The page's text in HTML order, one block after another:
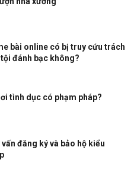
bài online có bị truy cứu trách
đánh bạc không?
tình dục có phạm pháp?
đăng ký và bảo hộ kiểu